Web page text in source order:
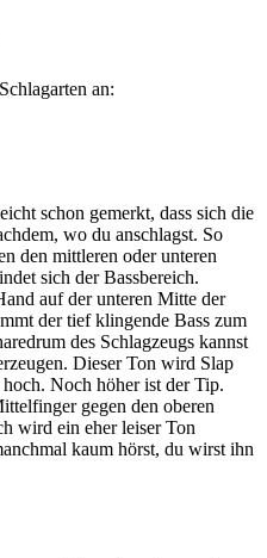
an:
schon gemerkt, dass sich die
wo du anschlagst. So
den mittleren oder unteren
sich der Bassbereich.
auf der unteren Mitte der
der tief klingende Bass zum
des Schlagzeugs kannst
Dieser Ton wird Slap
Noch höher ist der Tip.
gegen den oberen
wird ein eher leiser Ton
kaum hörst, du wirst ihn